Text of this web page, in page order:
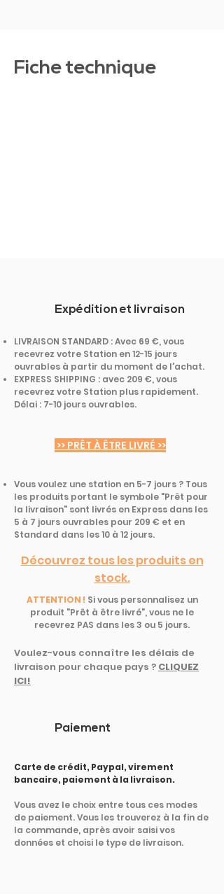
Fiche technique
Expédition et livraison
LIVRAISON STANDARD : Avec 69 €, vous
recevrez votre Station en 12-15 jours
ouvrables à partir du moment de l'achat.
EXPRESS SHIPPING : avec 209 €, vous
recevrez votre Station plus rapidement.
Délai : 7-10 jours ouvrables.
>> PRÊT À ÊTRE LIVRÉ >>
Vous voulez une station en 5-7 jours ? Tous
les produits portant le symbole "Prêt pour
la livraison" sont livrés en Express dans les
5 à 7 jours ouvrables pour 209 € et en
Standard dans les 10 à 12 jours.
Découvrez tous les produits en
stock.
ATTENTION ! Si vous personnalisez un
produit "Prêt à être livré", vous ne le
recevrez PAS dans les 3 ou 5 jours.
Voulez-vous connaître les délais de
livraison pour chaque pays ? CLIQUEZ
ICI!
Paiement
Carte de crédit, Paypal, virement
bancaire, paiement à la livraison.
Vous avez le choix entre tous ces modes
de paiement. Vous les trouverez à la fin de
la commande, après avoir saisi vos
données et choisi le type de livraison.